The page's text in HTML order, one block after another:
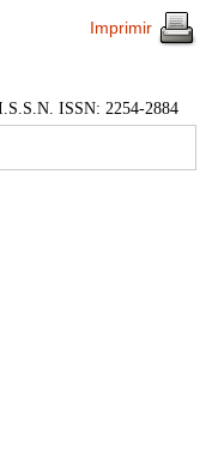
Imprimir
ISSN: 2254-2884